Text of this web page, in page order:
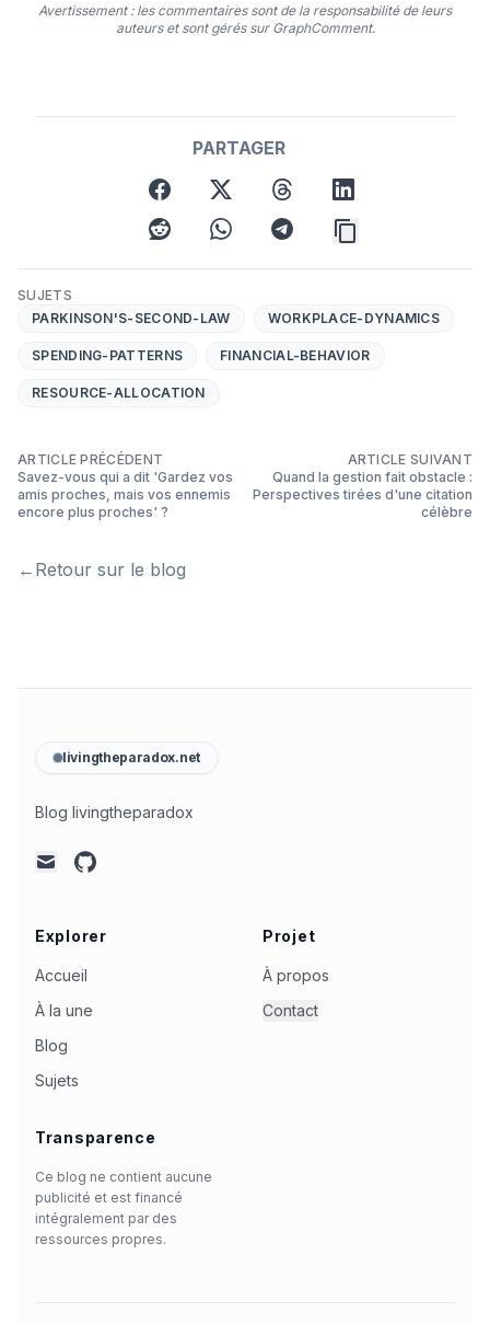
Avertissement : les commentaires sont de la responsabilité de leurs
auteurs et sont gérés sur GraphComment.
PARTAGER
facebooktwitter threads linkedin
reddit whatsapptelegram
SUJETS
PARKINSON'S-SECOND-LAW
WORKPLACE-DYNAMICS
SPENDING-PATTERNS FINANCIAL-BEHAVIOR
RESOURCE-ALLOCATION
ARTICLE PRÉCÉDENT
Savez-vous qui a dit 'Gardez vos
amis proches, mais vos ennemis
encore plus proches' ?
ARTICLE SUIVANT
Quand la gestion fait obstacle :
Perspectives tirées d'une citation
célèbre
← Retour sur le blog
livingtheparadox.net
Blog livingtheparadox
mail
github
Explorer
Accueil
À la une
Blog
Sujets
Projet
À propos
Contact
Transparence
Ce blog ne contient aucune
publicité et est financé
intégralement par des
ressources propres.